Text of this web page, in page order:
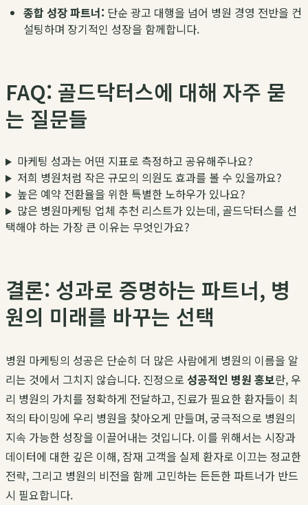
종합 성장 파트너: 단순 광고 대행을 넘어 병원 경영 전반을 컨
설팅하며 장기적인 성장을 함께합니다.
FAQ: 골드닥터스에 대해 자주 묻
는 질문들
마케팅 성과는 어떤 지표로 측정하고 공유해주나요?
저희 병원처럼 작은 규모의 의원도 효과를 볼 수 있을까요?
높은 예약 전환율을 위한 특별한 노하우가 있나요?
많은 병원마케팅 업체 추천 리스트가 있는데, 골드닥터스를 선
택해야 하는 가장 큰 이유는 무엇인가요?
결론: 성과로 증명하는 파트너, 병
원의 미래를 바꾸는 선택
병원 마케팅의 성공은 단순히 더 많은 사람에게 병원의 이름을 알
리는 것에서 그치지 않습니다. 진정으로 성공적인 병원 홍보란, 우
리 병원의 가치를 정확하게 전달하고, 진료가 필요한 환자들이 최
적의 타이밍에 우리 병원을 찾아오게 만들며, 궁극적으로 병원의
지속 가능한 성장을 이끌어내는 것입니다. 이를 위해서는 시장과
데이터에 대한 깊은 이해, 잠재 고객을 실제 환자로 이끄는 정교한
전략, 그리고 병원의 비전을 함께 고민하는 든든한 파트너가 반드
시 필요합니다.